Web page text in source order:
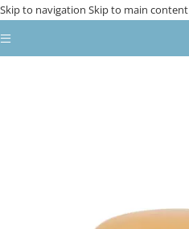
Skip to navigation Skip to main content